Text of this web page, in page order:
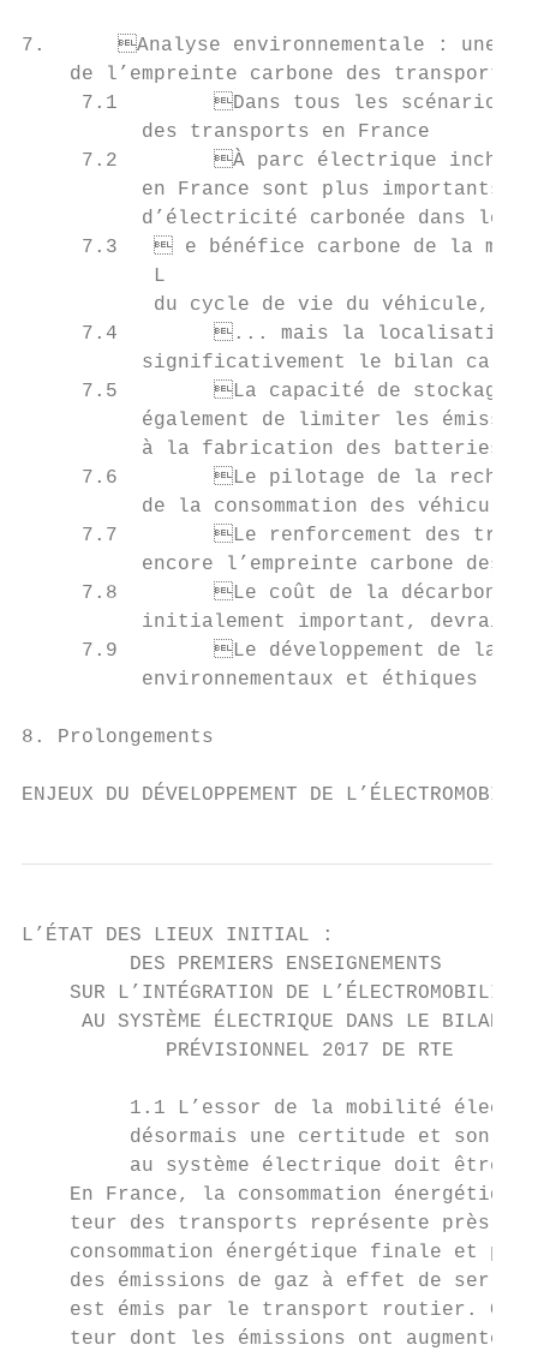
7.	Analyse environnementale : une réduction significative
de l’empreinte carbone des transports
     7.1	Dans tous les scénarios, une forte réduction des émissions du secteur
des transports en France
     7.2	À parc électrique inchangé, les effets baissiers sur les émissions des transports
en France sont plus importants
d’électricité carbonée dans les
7.3    e bénéfice carbone de la
           L
du cycle de vie du véhicule, y
     7.4	... mais la localisation de la production des batteries en France améliore
significativement le bilan
     7.5	La capacité de stockage des batteries et les modes de recyclage permettent
également de limiter les
à la fabrication des batteries
     7.6	Le pilotage de la recharge a un impact important sur le contenu CO2
de la consommation des
     7.7	Le renforcement des transports en commun et des mobilités douces réduit
encore l’empreinte carbone des
     7.8	Le coût de la décarbonation via le développement de la mobilité électrique,
initialement important, devrait
     7.9	Le développement de la mobilité électrique soulève d’autres enjeux
environnementaux et éthiques
8. Prolongements
ENJEUX DU DÉVELOPPEMENT DE
L’ÉTAT DES LIEUX INITIAL :
         DES PREMIERS ENSEIGNEMENTS
    SUR L’INTÉGRATION DE L’ÉLECTROMOBILITÉ
     AU SYSTÈME ÉLECTRIQUE DANS LE BILAN
            PRÉVISIONNEL 2017 DE RTE
1.1 L’essor de la mobilité
désormais une certitude et son
au système électrique doit être
En France, la consommation
teur des transports représente près
consommation énergétique finale et
des émissions de gaz à effet de
est émis par le transport routier.
teur dont les émissions ont augmenté